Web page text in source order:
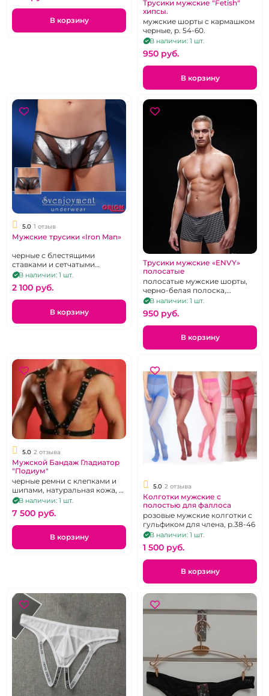
В корзину
Трусики мужские "Fetish"
хипсы.
мужские шорты с кармашком
черные, р. 54-60.
В наличии: 1 шт.
950 pуб.
В корзину
5.0 1 отзыв
Мужские трусики «Iron Man»
черные с блестящими
ставками и сетчатыми
вставками, р. 50-54
В наличии: 1 шт.
2 100 pуб.
В корзину
Трусики мужские «ENVY»
полосатые
полосатые мужские шорты,
черно-белая полоска,
шортики, р. L/XL
В наличии: 1 шт.
950 pуб.
В корзину
5.0 2 отзыва
Мужской Бандаж Гладиатор
"Подиум"
черные ремни с клепками и
шипами, натуральная кожа, р.
44-48
В наличии: 1 шт.
7 500 pуб.
В корзину
5.0 2 отзыва
Колготки мужские с
полостью для фаллоса
розовые мужские колготки с
гульфиком для члена, р.38-46
В наличии: 1 шт.
1 500 pуб.
В корзину